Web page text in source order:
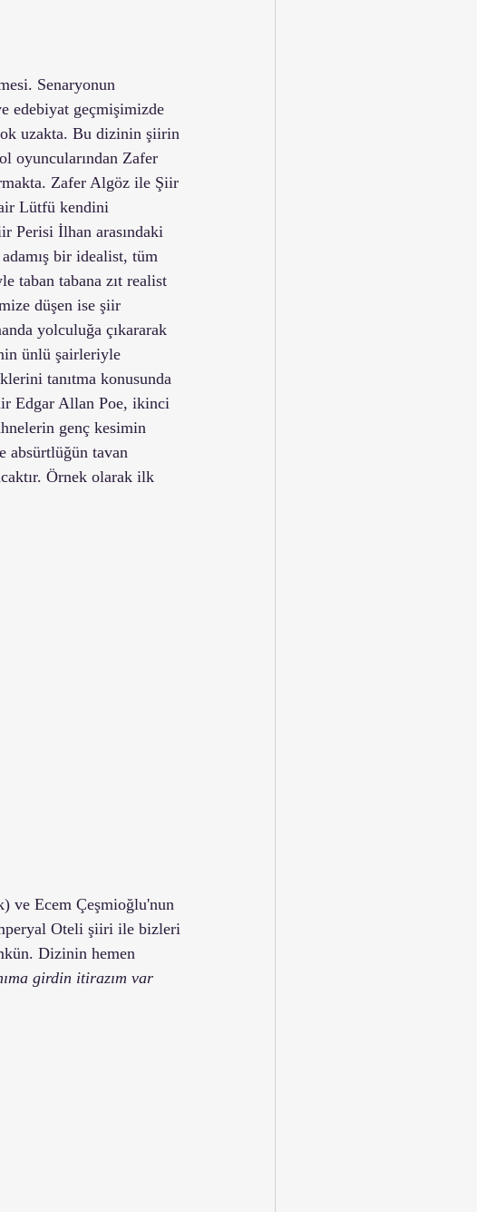
Senaryonun
edebiyat geçmişimizde
uzakta. Bu dizinin şiirin
oyuncularından Zafer
Zafer Algöz ile Şiir
Lütfü kendini
Perisi İlhan arasındaki
bir idealist, tüm
taban tabana zıt realist
düşen ise şiir
yolculuğa çıkararak
ünlü şairleriyle
tanıtma konusunda
Edgar Allan Poe, ikinci
genç kesimin
absürtlüğün tavan
Örnek olarak ilk
ve Ecem Çeşmioğlu'nun
Oteli şiiri ile bizleri
Dizinin hemen
girdin itirazım var